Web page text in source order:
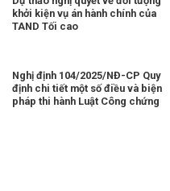
khởi kiện vụ án hành chính của
TAND Tối cao
Nghị định 104/2025/NĐ-CP Quy
định chi tiết một số điều và biện
pháp thi hành Luật Công chứng